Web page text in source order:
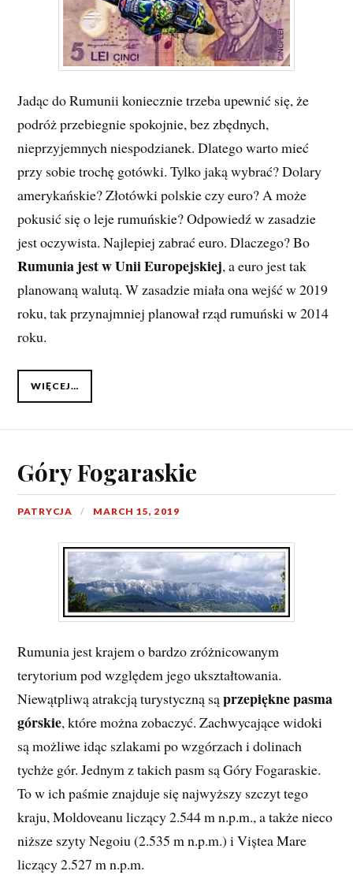
Jadąc do Rumunii koniecznie trzeba upewnić się, że
podróż przebiegnie spokojnie, bez zbędnych,
nieprzyjemnych niespodzianek. Dlatego warto mieć
przy sobie trochę gotówki. Tylko jaką wybrać? Dolary
amerykańskie? Złotówki polskie czy euro? A może
pokusić się o leje rumuńskie? Odpowiedź w zasadzie
jest oczywista. Najlepiej zabrać euro. Dlaczego? Bo
Rumunia jest w Unii Europejskiej, a euro jest tak
planowaną walutą. W zasadzie miała ona wejść w 2019
roku, tak przynajmniej planował rząd rumuński w 2014
roku.
WIĘCEJ…
Góry Fogaraskie
PATRYCJA MARCH 15, 2019
Rumunia jest krajem o bardzo zróżnicowanym
terytorium pod względem jego ukształtowania.
Niewątpliwą atrakcją turystyczną sąprzepiękne pasma
górskie, które można zobaczyć. Zachwycające widoki
są możliwe idąc szlakami po wzgórzach i dolinach
tychże gór. Jednym z takich pasm są Góry Fogaraskie.
To w ich paśmie znajduje się najwyższy szczyt tego
kraju, Moldoveanu liczący 2.544 m n.p.m., a także nieco
niższe szyty Negoiu (2.535 m n.p.m.) i Viștea Mare
liczący 2.527 m n.p.m.